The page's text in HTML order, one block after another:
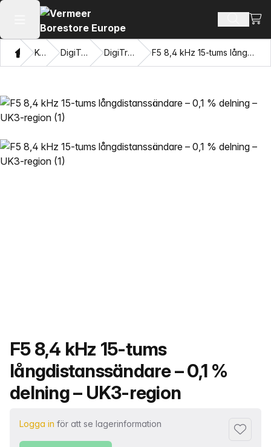
Öppna huvudmenyn Sök
HemKatalog DigiTrak-sändare® DigiTrak F5-sändare® F5 8,4 kHz 15-tums långdistanssändare – 0,1 % delning – UK3-region
Produktnamn
F5 8,4 kHz 15-tums
långdistanssändare – 0,1 %
delning – UK3-region
Logga in för att se lagerinformation
Lägg